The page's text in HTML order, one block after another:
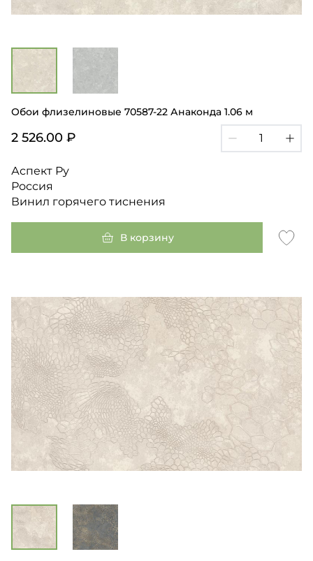
Обои флизелиновые 70587-22 Анаконда 1.06 м
2 526.00 ₽
Аспект Ру
Россия
Винил горячего тиснения
В корзину